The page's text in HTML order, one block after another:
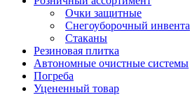
Очки защитные
Снегоуборочный
Стаканы
Резиновая плитка
Автономные очистные системы
Погреба
Уцененный товар